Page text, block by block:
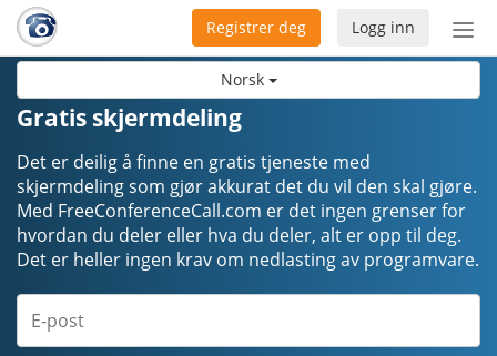
Norsk
Bytt
Logg inn
Registrer deg
Gratis skjermdeling
Det er deilig å finne en gratis tjeneste med
skjermdeling som gjør akkurat det du vil den skal gjøre.
Med FreeConferenceCall.com er det ingen grenser for
hvordan du deler eller hva du deler, alt er opp til deg.
Det er heller ingen krav om nedlasting av programvare.